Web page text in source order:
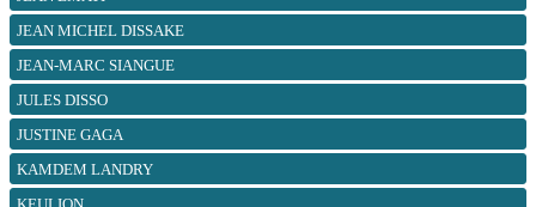
JEAN MICHEL DISSAKE
JEAN-MARC SIANGUE
JULES DISSO
JUSTINE GAGA
KAMDEM LANDRY